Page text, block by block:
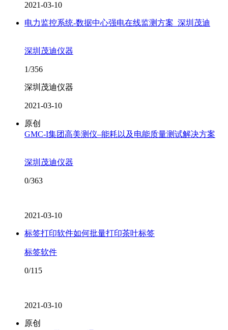
2021-03-10
电力监控系统-数据中心强电在线监测方案_深圳茂迪
深圳茂迪仪器
1/356
深圳茂迪仪器
2021-03-10
原创
GMC-I集团高美测仪–能耗以及电能质量测试解决方案
深圳茂迪仪器
0/363
2021-03-10
标签打印软件如何批量打印茶叶标签
标签软件
0/115
2021-03-10
原创